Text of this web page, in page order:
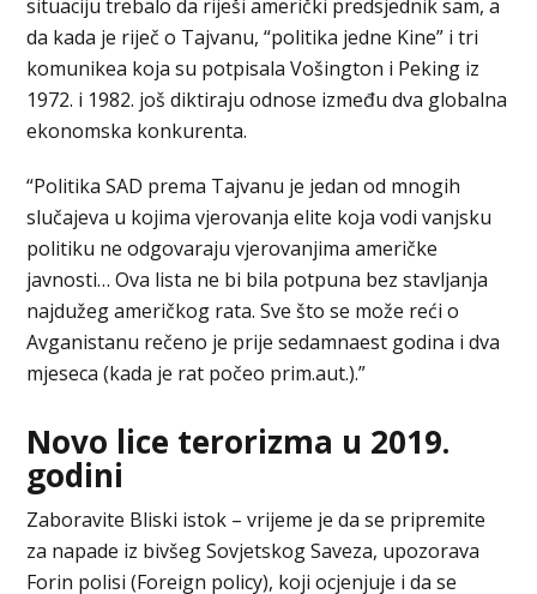
situaciju trebalo da riješi američki predsjednik sam, a
da kada je riječ o Tajvanu, “politika jedne Kine” i tri
komunikea koja su potpisala Vošington i Peking iz
1972. i 1982. još diktiraju odnose između dva globalna
ekonomska konkurenta.
“Politika SAD prema Tajvanu je jedan od mnogih
slučajeva u kojima vjerovanja elite koja vodi vanjsku
politiku ne odgovaraju vjerovanjima američke
javnosti… Ova lista ne bi bila potpuna bez stavljanja
najdužeg američkog rata. Sve što se može reći o
Avganistanu rečeno je prije sedamnaest godina i dva
mjeseca (kada je rat počeo prim.aut.).”
Novo lice terorizma u 2019.
godini
Zaboravite Bliski istok – vrijeme je da se pripremite
za napade iz bivšeg Sovjetskog Saveza, upozorava
Forin polisi (Foreign policy), koji ocjenjuje i da se